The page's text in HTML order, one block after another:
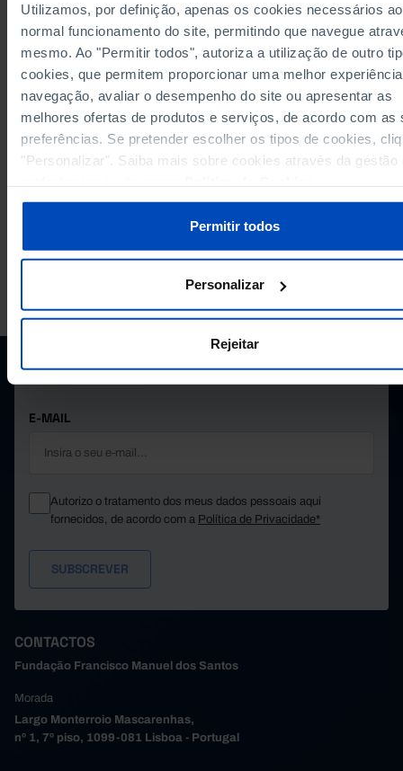
Utilizamos, por definição, apenas os cookies necessários ao
normal funcionamento do site, permitindo que navegue
mesmo. Ao "Permitir todos", autoriza a utilização de outro
cookies, que permitem proporcionar uma melhor
navegação, avaliar o desempenho do site ou apresentar as
melhores ofertas de produtos e serviços, de acordo com as
preferências. Se pretender escolher os tipos de cookies,
"Personalizar". Saiba mais sobre cookies através da gestão
Permitir todos
Personalizar
Rejeitar
2014
5,3
2015
5,1
2016
4,8
2017
4,6
2018
4,5
2020
4,7
2022
4,4
4,3
2024
Pro4,3
Última actualização: 2026-07-14
RELACIONADOS
Produto Interno Bruto (PIB) em Portugal
A PORDATA É UM PROJETO DA FUNDAÇÃO FRANCISCO MANUEL DOS
SUBSCREVER A NEWSLETTER DA
E-MAIL
Autorizo o tratamento dos meus dados pessoais aqui
fornecidos, de acordo com a Política de Privacidade*
CONTACTOS
Fundação Francisco Manuel dos Santos
Morada
Largo Monterroio Mascarenhas,
nº 1, 7º piso, 1099-081 Lisboa - Portugal